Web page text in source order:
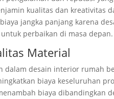
kualitas dan kreativitas
jangka panjang karena
perbaikan di masa depan.
Material
dalam desain interior rumah
biaya keseluruhan
biaya dibandingkan